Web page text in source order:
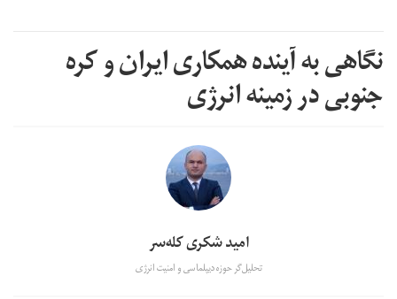
نگاهی به آینده همکاری ایران و کره
جنوبی در زمینه انرژی
امید شکری کله‌سر
تحلیل‌گر حوزه دیپلماسی و امنیت انرژی